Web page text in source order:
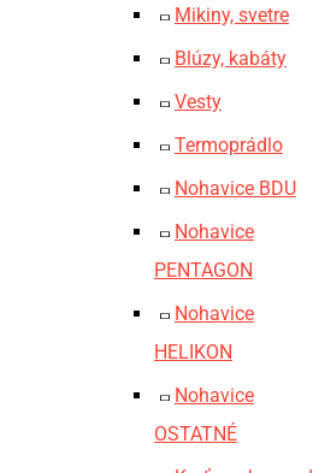
Mikiny, svetre
Blúzy, kabáty
Vesty
Termoprádlo
Nohavice BDU
Nohavice
PENTAGON
Nohavice
HELIKON
Nohavice
OSTATNÉ